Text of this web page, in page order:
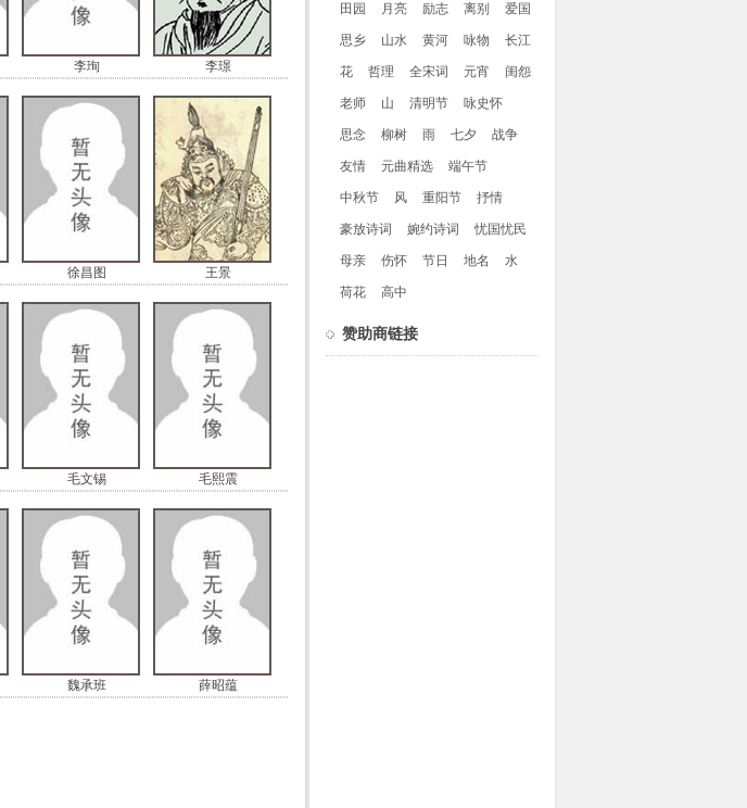
李珣 李璟
徐昌图 王景
毛文锡 毛熙震
魏承班 薛昭蕴
田园 月亮 励志 离别 爱国
思乡 山水 黄河 咏物 长江
花 哲理 全宋词 元宵 闺怨
老师 山 清明节 咏史怀
思念 柳树 雨 七夕 战争
友情 元曲精选 端午节
中秋节 风 重阳节 抒情
豪放诗词 婉约诗词 忧国忧民
母亲 伤怀 节日 地名 水
荷花 高中
赞助商链接